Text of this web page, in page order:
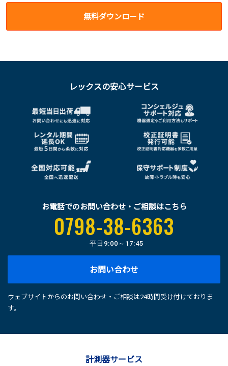
無料ダウンロード
レックスの安心サービス
お電話でのお問い合わせ・ご相談はこちら
0798-38-6363
平日 9:00～17:45
お問い合わせ
ウェブサイトからのお問い合わせ・ご相談は24時間受け付けておりま
す。
計測器サービス